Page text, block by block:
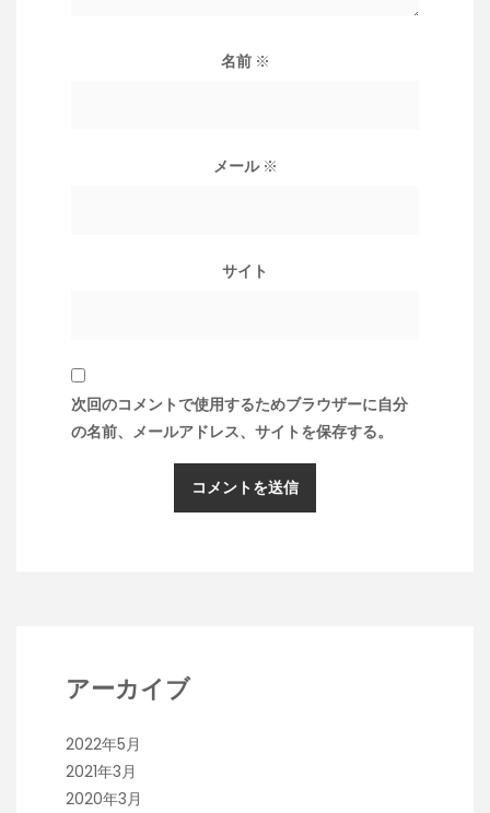
名前 ※
メール ※
サイト
次回のコメントで使用するためブラウザーに自分
の名前、メールアドレス、サイトを保存する。
アーカイブ
2022年5月
2021年3月
2020年3月